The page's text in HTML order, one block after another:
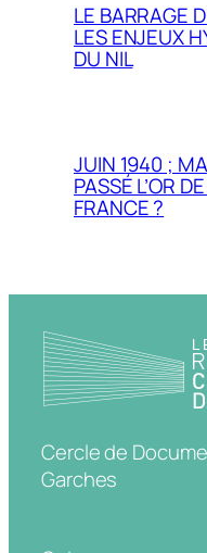
LE BARRAGE
LES ENJEUX
DU NIL
JUIN 1940 ;
PASSÉ L’OR
FRANCE ?
Cercle de
Garches